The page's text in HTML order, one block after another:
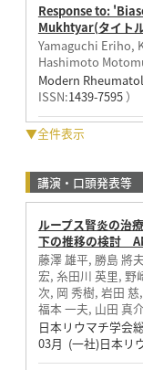
Response to:
Mukhtyar(タイト
Yamaguchi Eriho,
Hashimoto
Modern
ISSN:1439-7595）
▼全件表示
講演・口頭発表等
ループス腎炎の治
下の推移の検討
藤澤 雄平, 勝島 將
宏, 糸田川 英里, 野
次, 岡 秀樹, 岩田
福本 一夫, 山田 真
日本リウマチ学会
03月 (一社)日本リ